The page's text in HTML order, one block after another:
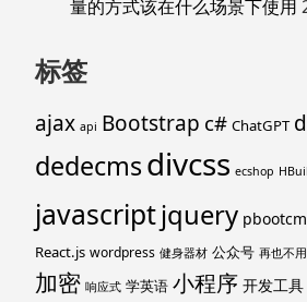
量的方式该在什么场景下使用
标签
ajax api Bootstrap c# ChatGPT
dedecmsdivcss ecshop
javascriptjquery
React.js wordpress 健身器材 公众号 再也不
加密 响应式 学英语 小程序 开发工具